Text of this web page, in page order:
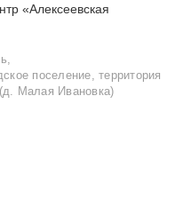
«Алексеевская
поселение, территория
Малая Ивановка)